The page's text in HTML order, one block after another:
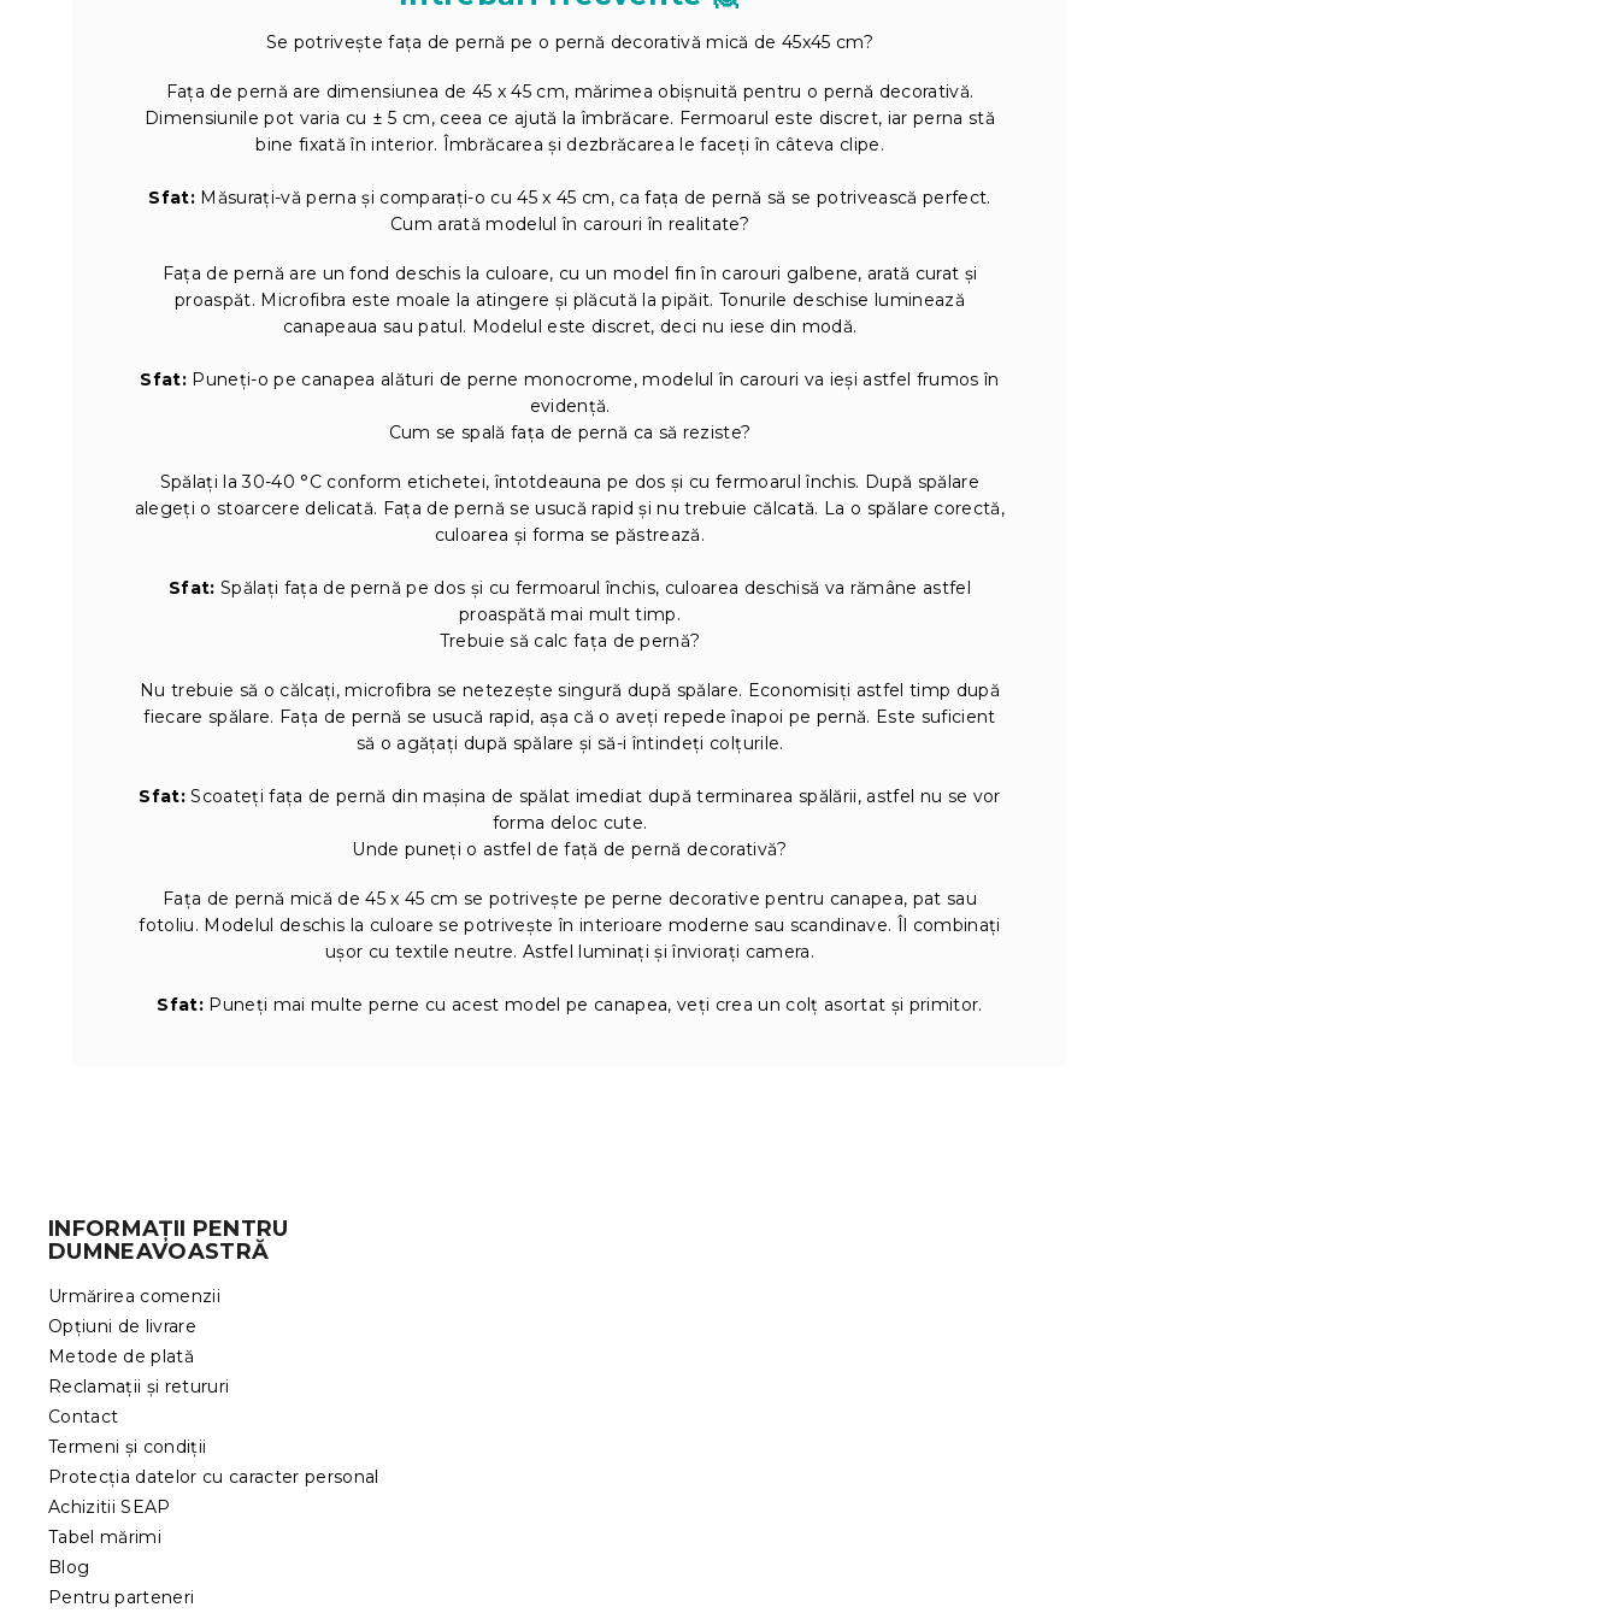
Se potrivește fața de pernă pe o pernă decorativă mică de 45x45 cm?
Fața de pernă are dimensiunea de 45 x 45 cm, mărimea obișnuită pentru o pernă decorativă.
Dimensiunile pot varia cu ± 5 cm, ceea ce ajută la îmbrăcare. Fermoarul este discret, iar perna stă
bine fixată în interior. Îmbrăcarea și dezbrăcarea le faceți în câteva clipe.
Sfat: Măsurați-vă perna și comparați-o cu 45 x 45 cm, ca fața de pernă să se potrivească perfect.
Cum arată modelul în carouri în realitate?
Fața de pernă are un fond deschis la culoare, cu un model fin în carouri galbene, arată curat și
proaspăt. Microfibra este moale la atingere și plăcută la pipăit. Tonurile deschise luminează
canapeaua sau patul. Modelul este discret, deci nu iese din modă.
Sfat: Puneți-o pe canapea alături de perne monocrome, modelul în carouri va ieși astfel frumos în
evidență.
Cum se spală fața de pernă ca să reziste?
Spălați la 30-40 °C conform etichetei, întotdeauna pe dos și cu fermoarul închis. După spălare
alegeți o stoarcere delicată. Fața de pernă se usucă rapid și nu trebuie călcată. La o spălare corectă,
culoarea și forma se păstrează.
Sfat: Spălați fața de pernă pe dos și cu fermoarul închis, culoarea deschisă va rămâne astfel
proaspătă mai mult timp.
Trebuie să calc fața de pernă?
Nu trebuie să o călcați, microfibra se netezește singură după spălare. Economisiți astfel timp după
fiecare spălare. Fața de pernă se usucă rapid, așa că o aveți repede înapoi pe pernă. Este suficient
să o agățați după spălare și să-i întindeți colțurile.
Sfat: Scoateți fața de pernă din mașina de spălat imediat după terminarea spălării, astfel nu se vor
forma deloc cute.
Unde puneți o astfel de față de pernă decorativă?
Fața de pernă mică de 45 x 45 cm se potrivește pe perne decorative pentru canapea, pat sau
fotoliu. Modelul deschis la culoare se potrivește în interioare moderne sau scandinave. Îl combinați
ușor cu textile neutre. Astfel luminați și înviorați camera.
Sfat: Puneți mai multe perne cu acest model pe canapea, veți crea un colț asortat și primitor.
INFORMAȚII PENTRU
DUMNEAVOASTRĂ
Urmărirea comenzii
Opțiuni de livrare
Metode de plată
Reclamații și retururi
Contact
Termeni și condiții
Protecția datelor cu caracter personal
Achizitii SEAP
Tabel mărimi
Blog
Pentru parteneri